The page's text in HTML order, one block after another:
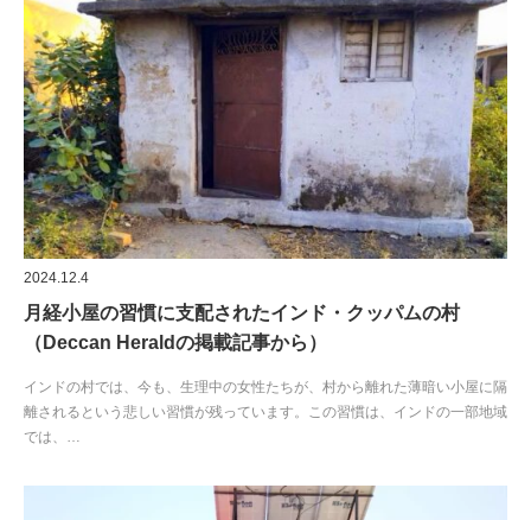
2024.12.4
月経小屋の習慣に支配されたインド・クッパムの村
（Deccan Heraldの掲載記事から）
インドの村では、今も、生理中の女性たちが、村から離れた薄暗い小屋に隔
離されるという悲しい習慣が残っています。この習慣は、インドの一部地域
では、…